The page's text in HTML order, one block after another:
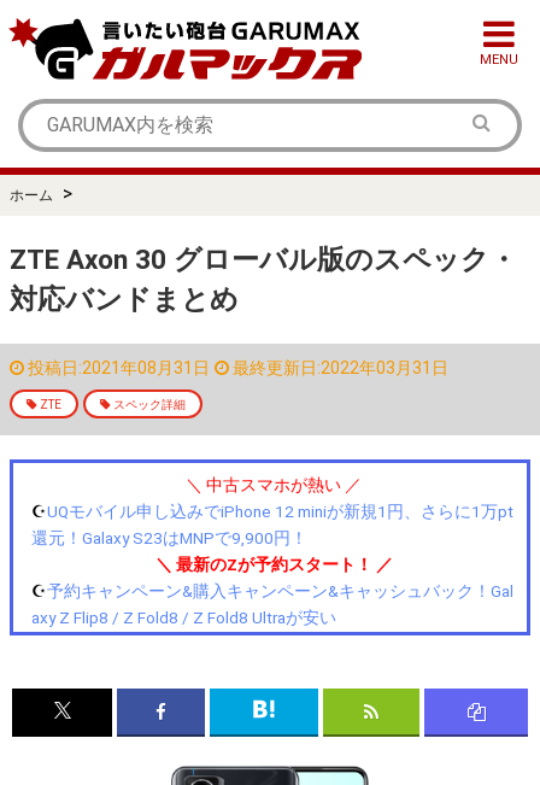
MENU
ホーム >
ZTE Axon 30 グローバル版のスペック・
対応バンドまとめ
投稿日:2021年08月31日 最終更新日:2022年03月31日
ZTE スペック詳細
＼ 中古スマホが熱い ／
☪️UQモバイル申し込みでiPhone 12 miniが新規1円、さらに1万pt
還元！Galaxy S23はMNPで9,900円！
＼ 最新のZが予約スタート！ ／
☪️予約キャンペーン&購入キャンペーン&キャッシュバック！Gal
axy Z Flip8 / Z Fold8 / Z Fold8 Ultraが安い